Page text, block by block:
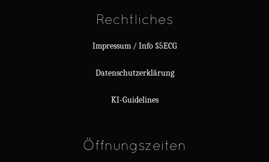
Rechtliches
Impressum / Info §5ECG
Datenschutzerklärung
KI-Guidelines
Öffnungszeiten